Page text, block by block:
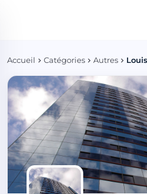
Accueil Catégories Autres